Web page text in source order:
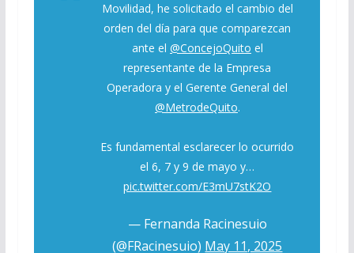
Movilidad, he solicitado el cambio del
orden del día para que comparezcan
ante el @ConcejoQuito el
representante de la Empresa
Operadora y el Gerente General del
@MetrodeQuito.
Es fundamental esclarecer lo ocurrido
el 6, 7 y 9 de mayo y…
pic.twitter.com/E3mU7stK2O
— Fernanda Racinesuio
(@FRacinesuio) May 11, 2025